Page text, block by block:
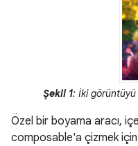
Şekil 1: İki
Özel bir boyama aracı,
composable'a çizmek için